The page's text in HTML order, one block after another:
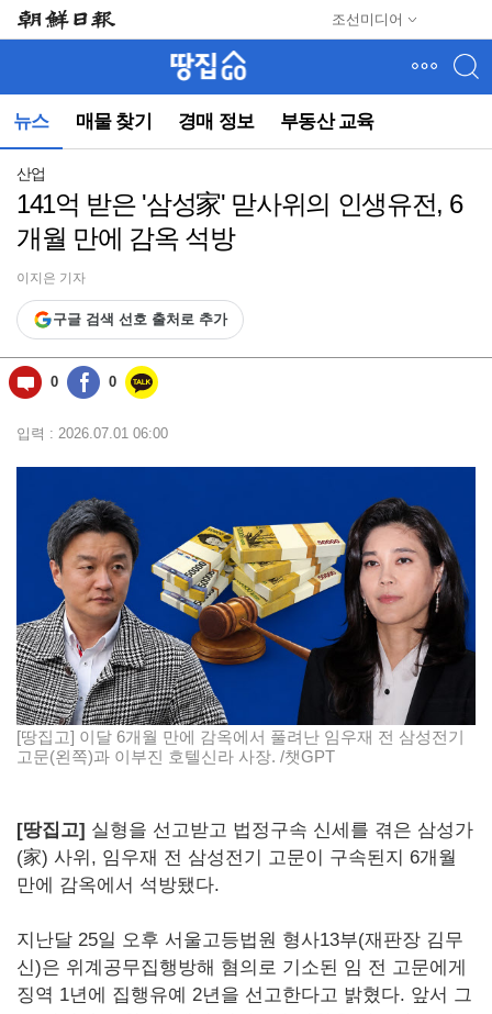
조선미디어
뉴스 매물 찾기 경매 정보 부동산 교육
뉴
(컨
동)
산업
141억 받은 '삼성家' 맏사위의 인생유전, 6
개월 만에 감옥 석방
이지은 기자
구글 검색 선호 출처로 추가
0 0
입력 : 2026.07.01 06:00
[땅집고] 이달 6개월 만에 감옥에서 풀려난 임우재 전 삼성전기
고문(왼쪽)과 이부진 호텔신라 사장. /챗GPT
[땅집고] 실형을 선고받고 법정구속 신세를 겪은 삼성가
(家) 사위, 임우재 전 삼성전기 고문이 구속된지 6개월
만에 감옥에서 석방됐다.
지난달 25일 오후 서울고등법원 형사13부(재판장 김무
신)은 위계공무집행방해 혐의로 기소된 임 전 고문에게
징역 1년에 집행유예 2년을 선고한다고 밝혔다. 앞서 그